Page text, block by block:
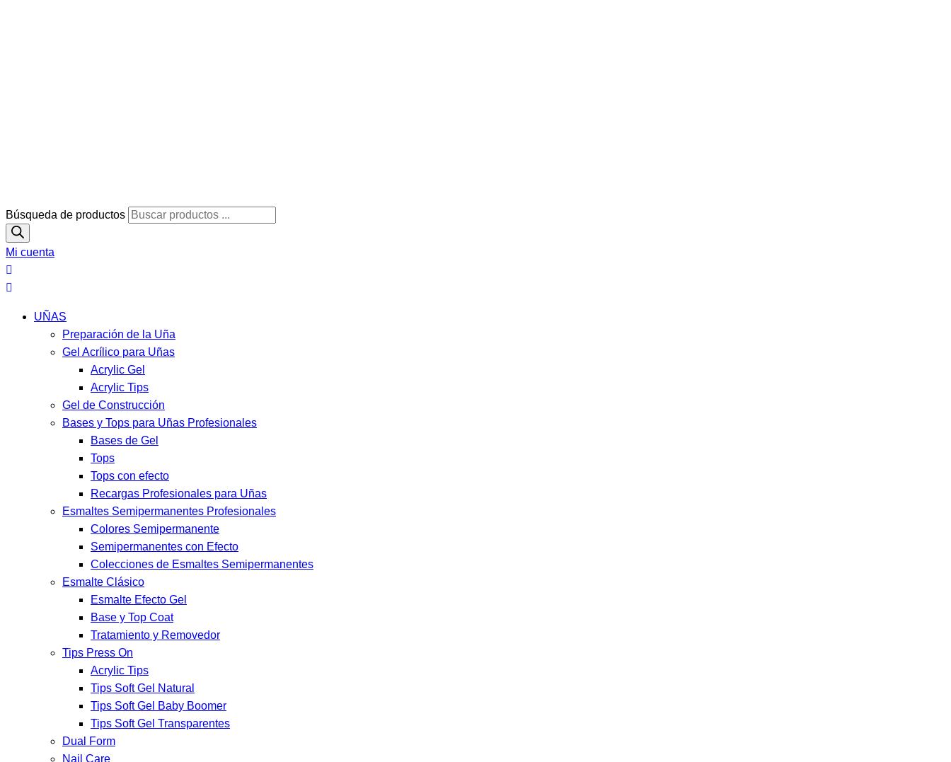
Búsqueda de productos
Mi cuenta
UÑAS
Preparación de la Uña
Gel Acrílico para Uñas
Acrylic Gel
Acrylic Tips
Gel de Construcción
Bases y Tops para Uñas Profesionales
Bases de Gel
Tops
Tops con efecto
Recargas Profesionales para Uñas
Esmaltes Semipermanentes Profesionales
Colores Semipermanente
Semipermanentes con Efecto
Colecciones de Esmaltes Semipermanentes
Esmalte Clásico
Esmalte Efecto Gel
Base y Top Coat
Tratamiento y Removedor
Tips Press On
Acrylic Tips
Tips Soft Gel Natural
Tips Soft Gel Baby Boomer
Tips Soft Gel Transparentes
Dual Form
Nail Care